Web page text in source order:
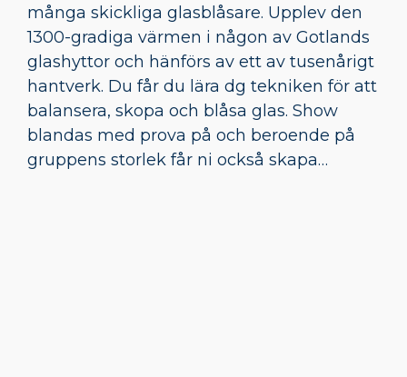
många skickliga glasblåsare. Upplev den
1300-gradiga värmen i någon av Gotlands
glashyttor och hänförs av ett av tusenårigt
hantverk. Du får du lära dg tekniken för att
balansera, skopa och blåsa glas. Show
blandas med prova på och beroende på
gruppens storlek får ni också skapa…